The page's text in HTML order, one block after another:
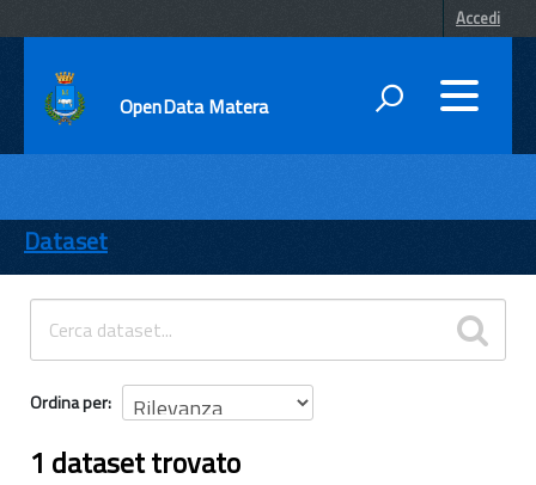
Accedi
OpenData Matera
ENTI
TEMI
INFORMAZIONI
Dataset
Ordina per
1 dataset trovato